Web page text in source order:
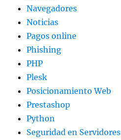
Navegadores
Noticias
Pagos online
Phishing
PHP
Plesk
Posicionamiento Web
Prestashop
Python
Seguridad en Servidores